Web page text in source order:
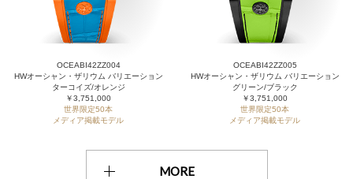
OCEABI42ZZ004
HWオーシャン・ザリウム バリエーション
ターコイズ/オレンジ
￥3,751,000
世界限定50本
メディア掲載モデル
OCEABI42ZZ005
HWオーシャン・ザリウム バリエーション
グリーン/ブラック
￥3,751,000
世界限定50本
メディア掲載モデル
MORE